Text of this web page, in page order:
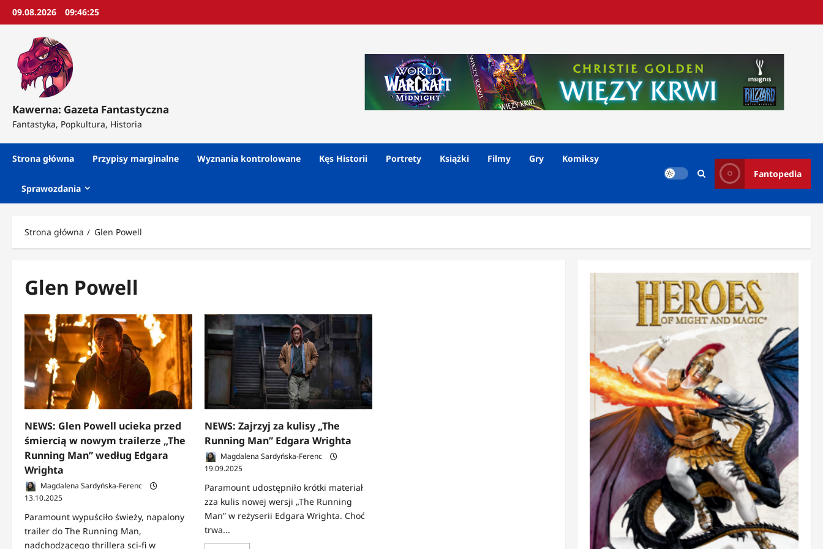
Przejdź
09.08.2026 09:46:27
Kawerna: Gazeta Fantastyczna
Fantastyka, Popkultura, Historia
Strona główna Przypisy marginalne Wyznania kontrolowane Kęs Historii Portrety Książki Filmy Gry Komiksy
Sprawozdania
Fantopedia
Strona główna Glen Powell
Glen Powell
NEWS: Glen Powell ucieka przed
śmiercią w nowym trailerze „The
Running Man” według Edgara
Wrighta
Magdalena Sardyńska-Ferenc
13.10.2025
Paramount wypuściło świeży, napalony
trailer do The Running Man,
nadchodzącego thrillera sci-fi w
NEWS: Zajrzyj za kulisy „The
Running Man” Edgara Wrighta
Magdalena Sardyńska-Ferenc
19.09.2025
Paramount udostępniło krótki materiał
zza kulis nowej wersji „The Running
Man” w reżyserii Edgara Wrighta. Choć
trwa...